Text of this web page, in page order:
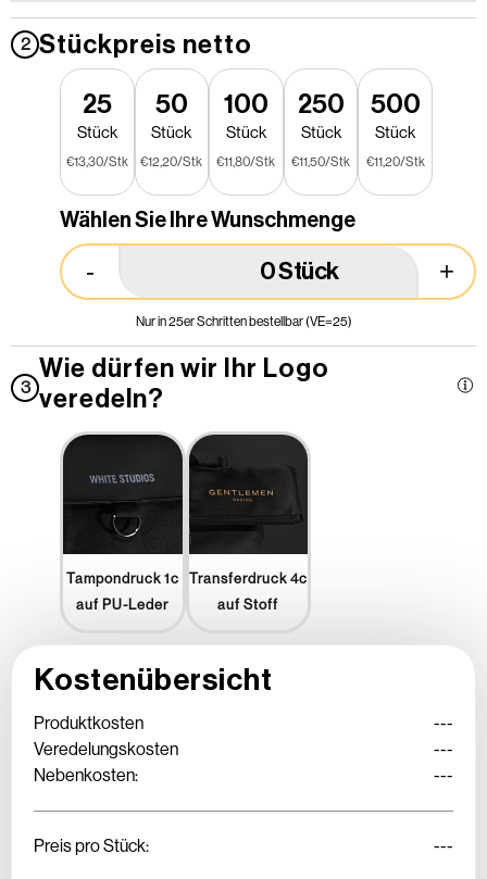
2 Stückpreis netto
25
Stück
€13,30/Stk
50
Stück
€12,20/Stk
100
Stück
€11,80/Stk
250
Stück
€11,50/Stk
500
Stück
€11,20/Stk
Wählen Sie Ihre Wunschmenge
- Stück +
Nur in 25er Schritten bestellbar (VE=25)
3
Wie dürfen wir Ihr Logo
veredeln?
Tampondruck 1c
auf PU-Leder
Transferdruck 4c
auf Stoff
Kostenübersicht
Produktkosten
---
Veredelungskosten
---
Nebenkosten:
---
Preis pro Stück: ---